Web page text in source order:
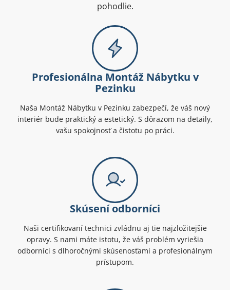
pohodlie.
Profesionálna Montáž Nábytku v
Pezinku
Naša Montáž Nábytku v Pezinku zabezpečí, že váš nový
interiér bude praktický a estetický. S dôrazom na detaily,
vašu spokojnosť a čistotu po práci.
Skúsení odborníci
Naši certifikovaní technici zvládnu aj tie najzložitejšie
opravy. S nami máte istotu, že váš problém vyriešia
odborníci s dlhoročnými skúsenosťami a profesionálnym
prístupom.